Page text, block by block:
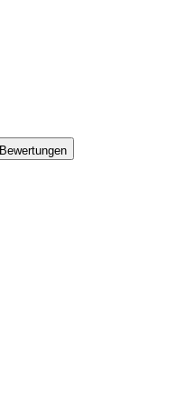
Bewertungen